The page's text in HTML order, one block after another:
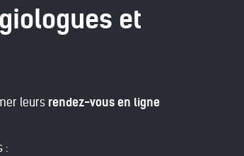
et
leurs rendez-vous en ligne
: